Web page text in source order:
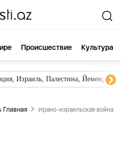
Происшествие Культура
Израиль, Палестина, Йемен,
Главная Ирано-израильская война